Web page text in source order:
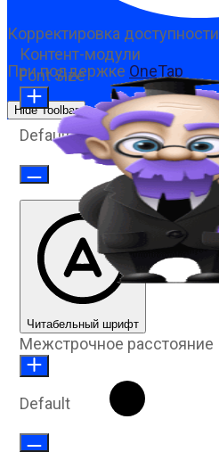
Корректировка доступности
При поддержке OneTap
Hide Toolbar
Контент-модули
Font Size
Default
Читабельный шрифт
Межстрочное расстояние
Default